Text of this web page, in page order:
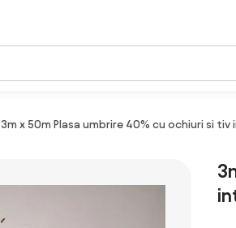
3m x 50m Plasa umbrire 40% cu ochiuri si